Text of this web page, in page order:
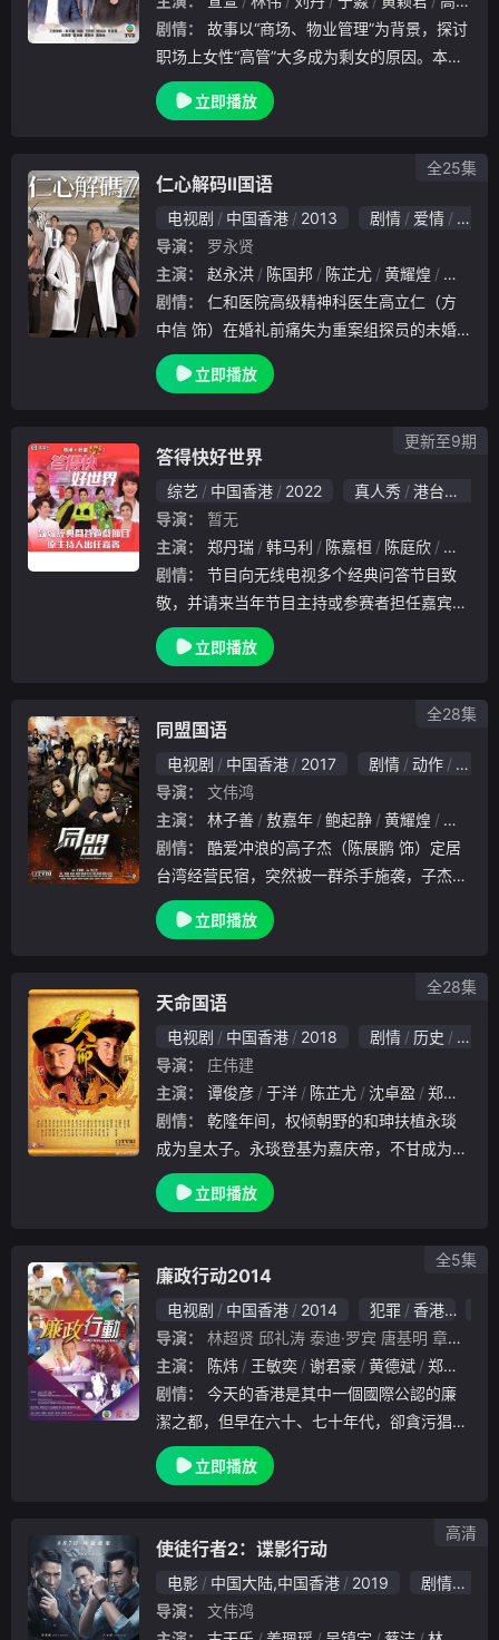
剧情：
职场上女性“高管”大多成为剩女的原因。本剧
以女性不婚为题材，讲述一对不懂撒娇，但能
干强悍的堂姐妹凌敏（宣萱 饰）、凌禹勤（
立即播放
仁心解码Ⅱ国语
电视剧 中国香港 2013 剧情 爱情
香港
导演：
罗永贤
主演：
赵永洪 陈国邦 陈芷尤 黄耀煌
方中信
剧情：
中信 饰）在婚礼前痛失为重案组探员的未婚
妻莫敏儿（徐子珊 饰），随即陷入悲伤中不
可自拔，甚至为此辞去工作。却不料就在此时
立即播放
全25集
答得快好世界
综艺 中国香港 2022 真人秀
港台综艺
导演：
暂无
主演：
郑丹瑞 韩马利 陈嘉桓 陈庭欣
江欣燕
剧情：
敬，并请来当年节目主持或参赛者担任嘉宾主
持。
立即播放
更新至9期
同盟国语
电视剧 中国香港 2017 剧情 动作
悬疑
导演：
文伟鸿
主演：
林子善 敖嘉年 鲍起静 黄耀煌
陈家乐
剧情：
台湾经营民宿，突然被一群杀手施袭，子杰获
身手敏捷的背包客阮清欣（胡定欣 饰）相救
，但养娘微姨（鲍起静饰）当场死亡，子杰为
立即播放
全28集
天命国语
电视剧 中国香港 2018 剧情 历史
古装
导演：
庄伟建
主演：
谭俊彦 于洋 陈芷尤 沈卓盈 郑恕峰
剧情：
成为皇太子。永琰登基为嘉庆帝，不甘成为傀
儡，与谋臣筹谋反击。和珅遭伏击之夜掀起战
幔，两位清朝最高权力者展开二十八天的权义
立即播放
全28集
廉政行动2014
电视剧 中国香港 2014 犯罪 香港
导演：
林超贤 邱礼涛 泰迪·罗宾 唐基明 章国明
主演：
陈炜 王敏奕 谢君豪 黄德斌 郑丹瑞
剧情：
潔之都，但早在六十、七十年代，卻貪污猖獗
，滲透社會各個階層，行賄、受賄的不法行為
成為生活一部份，民不聊生！直至1974年廉
立即播放
全5集
使徒行者2：谍影行动
电影 中国大陆,中国香港 2019 剧情
导演：
文伟鸿
高清